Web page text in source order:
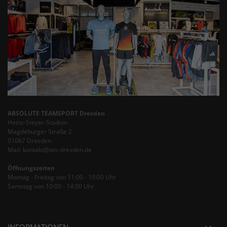
ABSOLUTE TEAMSPORT Dresden
Heinz-Steyer-Stadion
Magdeburger Straße 2
01067 Dresden
Mail: kontakt@ats-dresden.de
Öffnungszeiten
Montag - Freitag von 11:00 - 19:00 Uhr
Samstag von 10:00 - 14:00 Uhr